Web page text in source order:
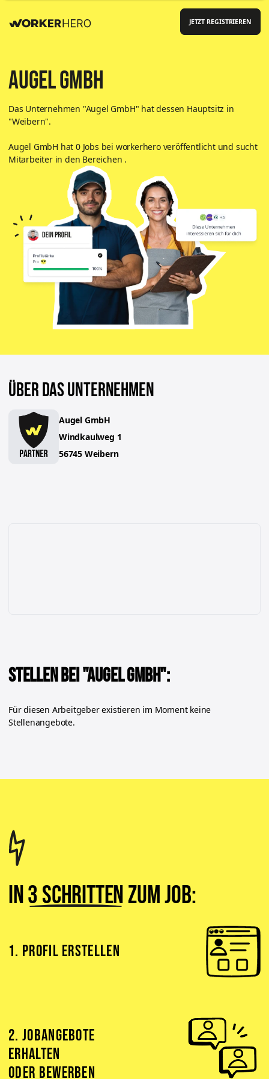
JETZT REGISTRIEREN
Augel GmbH
Das Unternehmen "Augel GmbH" hat dessen Hauptsitz in
"Weibern".
Augel GmbH hat0Jobs bei workerhero veröffentlicht und sucht
Mitarbeiter in den Bereichen .
ÜBER DAS UNTERNEHMEN
Augel GmbH
Windkaulweg 1
56745 Weibern
Stellen bei "Augel GmbH":
Für diesen Arbeitgeber existieren im Moment keine
Stellenangebote.
In3 Schrittenzum Job:
1. PROFIL ERSTELLEN
2. JOBANGEBOTE
ERHALTEN
ODER BEWERBEN